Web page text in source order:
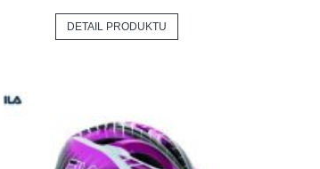
DETAIL PRODUKTU